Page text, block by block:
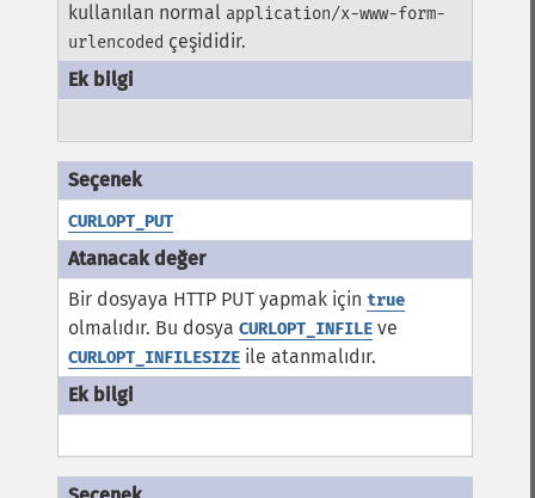
kullanılan normal application/x-www-form-
urlencoded çeşididir.
CURLOPT_PUT
Bir dosyaya HTTP PUT yapmak için true
olmalıdır. Bu dosya CURLOPT_INFILE ve
CURLOPT_INFILESIZE ile atanmalıdır.